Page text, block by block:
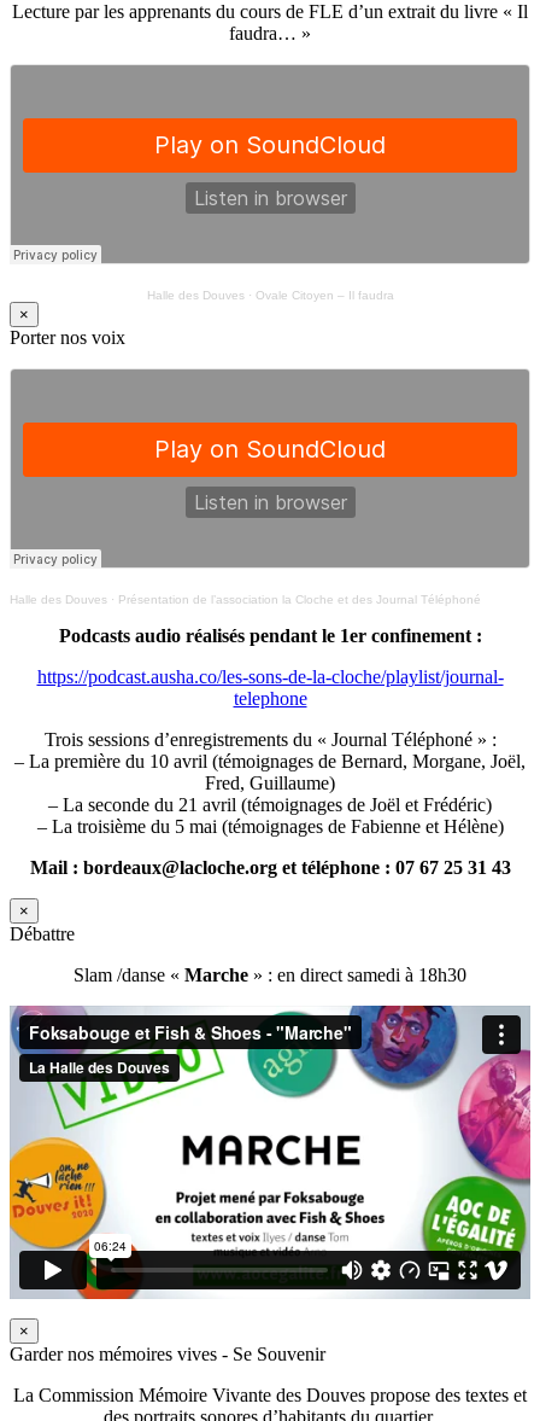
Lecture par les apprenants du cours de FLE d’un extrait du livre « Il
faudra… »
Halle des Douves· Ovale Citoyen – Il faudra
×
Porter nos voix
Halle des Douves · Présentation de l’association la Cloche et des Journal Téléphoné
Podcasts audio réalisés pendant le 1er confinement :
https://podcast.ausha.co/les-sons-de-la-cloche/playlist/journal-
telephone
Trois sessions d’enregistrements du « Journal Téléphoné » :
– La première du 10 avril (témoignages de Bernard, Morgane, Joël,
Fred, Guillaume)
– La seconde du 21 avril (témoignages de Joël et Frédéric)
– La troisième du 5 mai (témoignages de Fabienne et Hélène)
Mail : bordeaux@lacloche.org et téléphone : 07 67 25 31 43
×
Débattre
Slam /danse « Marche » : en direct samedi à 18h30
×
Garder nos mémoires vives - Se Souvenir
La Commission Mémoire Vivante des Douves propose des textes et
des portraits sonores d’habitants du quartier.